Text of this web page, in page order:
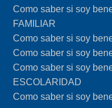
Como saber si soy
FAMILIAR
Como saber si soy
Como saber si soy
Como saber si soy
ESCOLARIDAD
Como saber si soy